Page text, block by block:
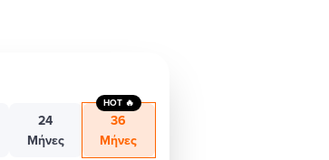
24
Μήνες
36
Μήνες
HOT 🔥